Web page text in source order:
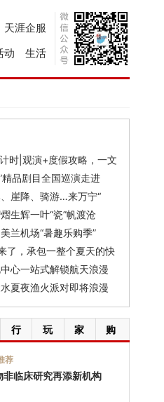
天涯企服
生活
动
时|观演+度假攻略，一文
品剧目全国巡演走进
崖降、骑游…来万宁“
生辉一叶“瓷”帆渡沧
兰机场“暑趣乐购季”
了，承包一整个夏天的快
心一站式解锁航天浪漫
夏夜渔火派对即将浪漫
行 玩 家 购
荐
非临床研究再添新机构